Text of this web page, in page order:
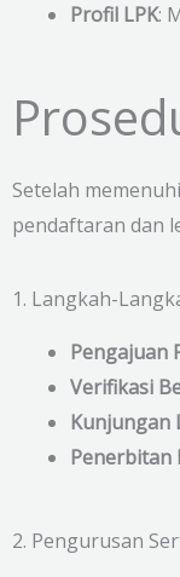
Profil LPK:
Setelah memenuhi
pendaftaran dan
1. Langkah-
Pengajuan
Verifikasi
Kunjungan
Penerbitan
2. Pengurusan